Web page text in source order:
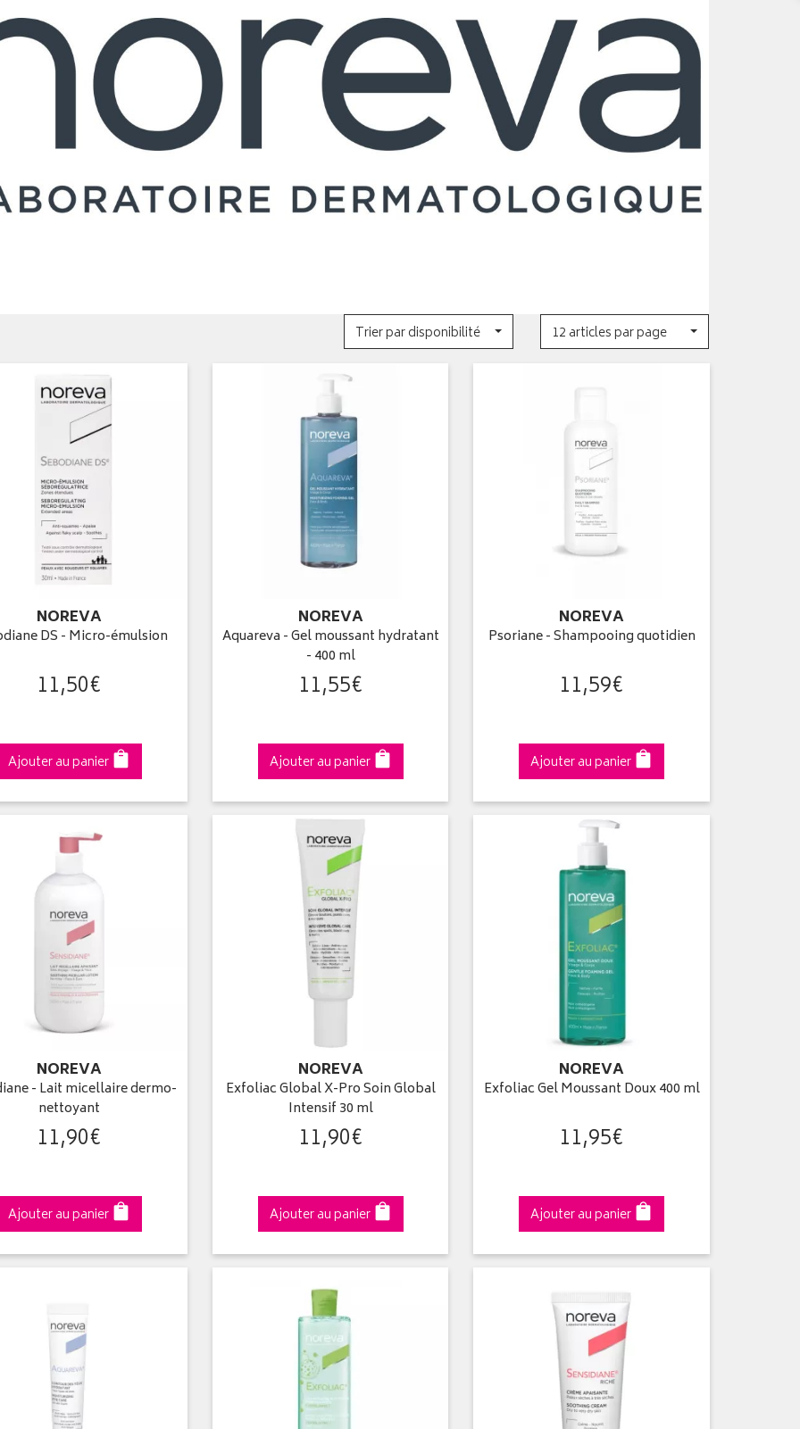
Trier par disponibilité 12 articles par page
NOREVA
DS - Micro-émulsion
11,50€
Ajouter au panier
NOREVA
Aquareva - Gel moussant hydratant
- 400 ml
11,55€
Ajouter au panier
NOREVA
Psoriane - Shampooing quotidien
11,59€
Ajouter au panier
NOREVA
- Lait micellaire dermo-
nettoyant
11,90€
Ajouter au panier
NOREVA
Exfoliac Global X-Pro Soin Global
Intensif 30 ml
11,90€
Ajouter au panier
NOREVA
Exfoliac Gel Moussant Doux 400 ml
11,95€
Ajouter au panier